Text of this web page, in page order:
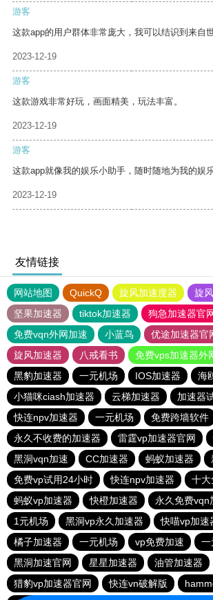
游客
这款app的用户群体非常庞大，我可以结识到来自
2023-12-19
游客
这款游戏非常好玩，画面精美，玩法丰富。
2023-12-19
游客
这款app就像我的娱乐小助手，随时随地为我的娱
2023-12-19
友情链接
网站地图 QuickQ 旋风加速度器 旋风
坚果加速器
tiktok加速器
狗急加速器官
免费vqn外网加速
小蓝鸟 优途加速器官
旋风加速器
八戒看书
免费vps加速器外
黑豹加速器
一元机场 IOS加速器
海
小猫咪ciash加速器
云梯加速器
加速器
快连npv加速器
一元机场
免费跨墙软件
永久不收费的加速器
雷霆vp加速器官网
黑洞vqn加速
CC加速器 蚂蚁加速器
免费vp试用24小时
快连npv加速器
十大
蚂蚁vp加速器
快橙加速器
永久免费vqn
1元机场
黑洞vp永久加速器 快喵vp加速
橘子加速器
一元机场 vp免费加速
一
黑洞加速官网
星星加速器
油管加速器
猎豹vp加速器官网
快连vn破解版